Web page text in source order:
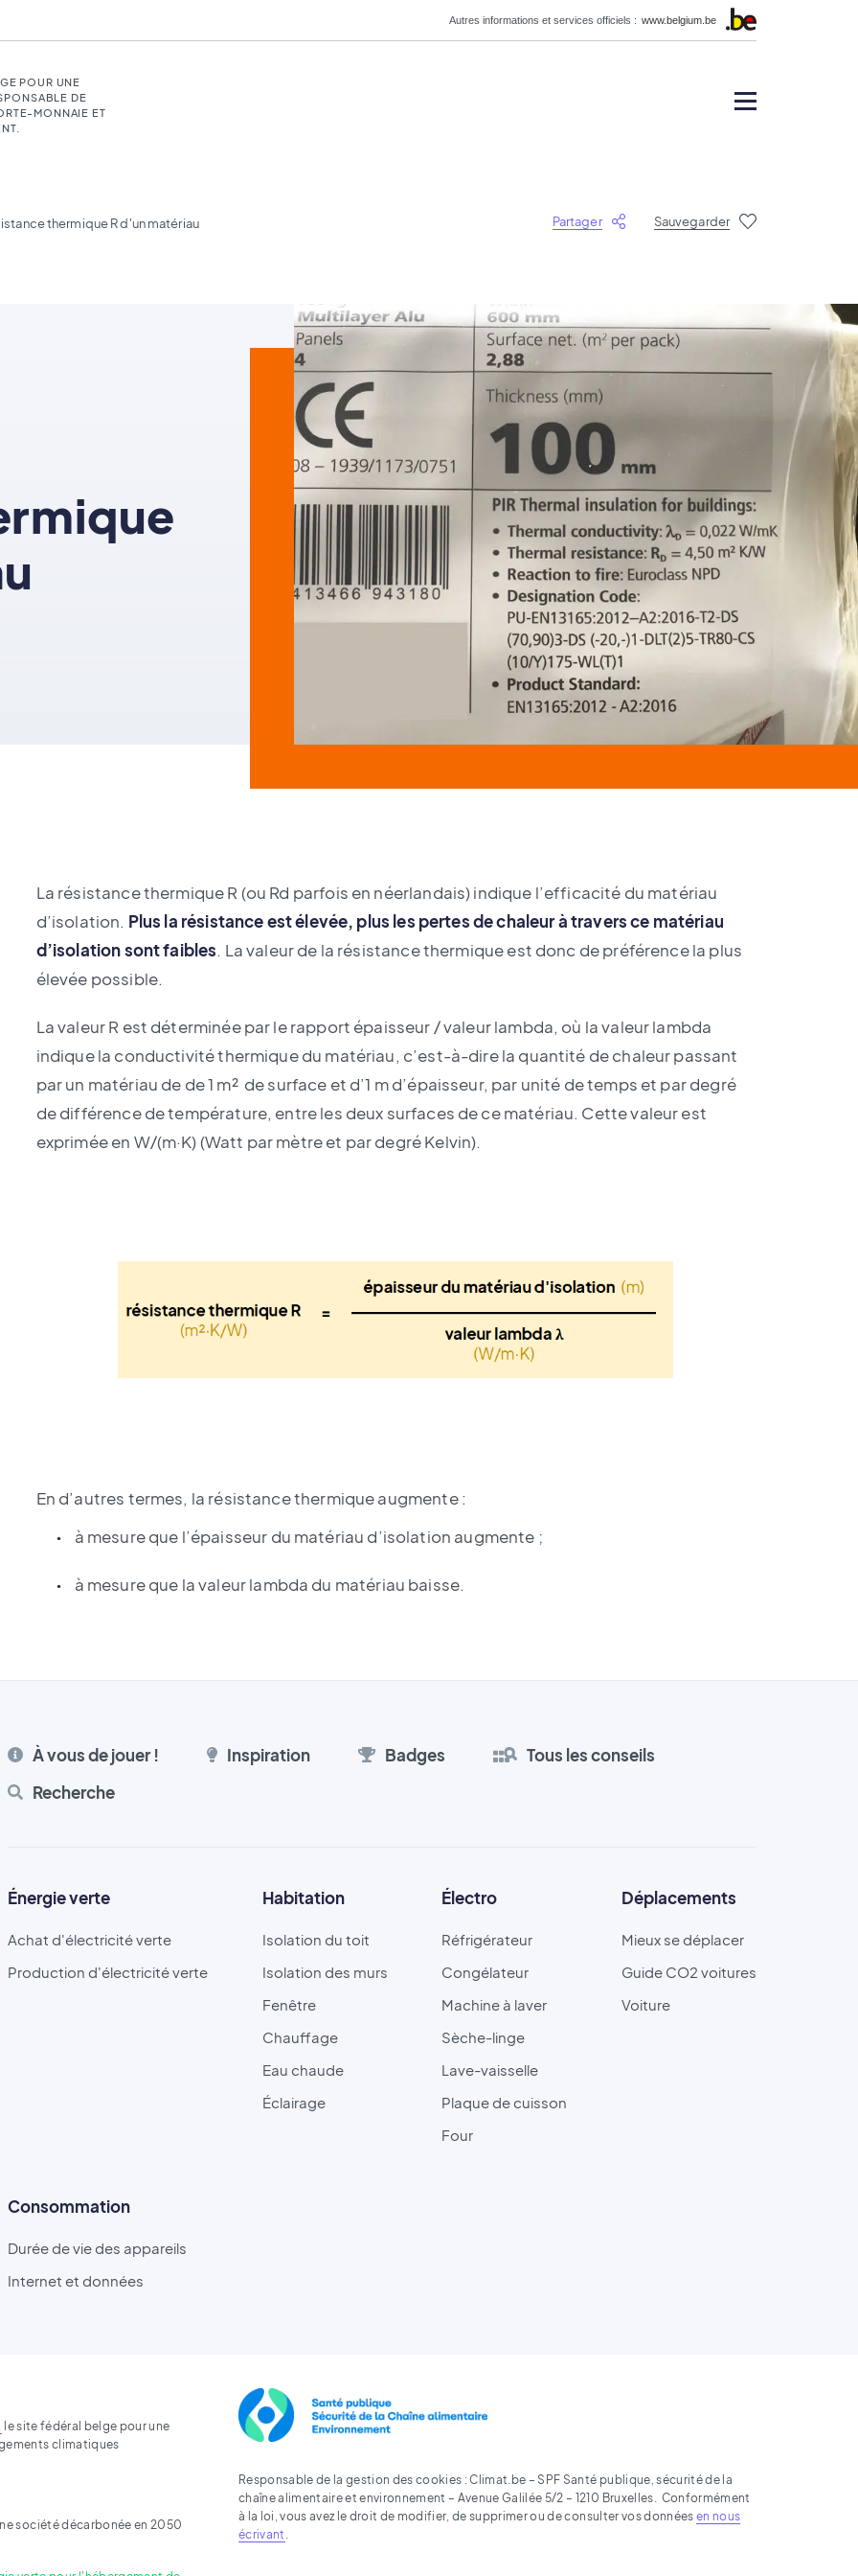
Autres informations et services officiels : www.belgium.be
POUR UNE
DE
MONNAIE ET
thermique R d'un matériau Partager Sauvegarder
La résistance thermique R (ou Rd parfois en néerlandais) indique l’efficacité du matériau
d’isolation. Plus la résistance est élevée, plus les pertes de chaleur à travers ce matériau
d’isolation sont faibles. La valeur de la résistance thermique est donc de préférence la plus
élevée possible.
La valeur R est déterminée par le rapport épaisseur / valeur lambda, où la valeur lambda
indique la conductivité thermique du matériau, c’est-à-dire la quantité de chaleur passant
par un matériau de de 1 m² de surface et d’1 m d’épaisseur, par unité de temps et par degré
de différence de température, entre les deux surfaces de ce matériau. Cette valeur est
exprimée en W/(m·K) (Watt par mètre et par degré Kelvin).
En d’autres termes, la résistance thermique augmente :
à mesure que l’épaisseur du matériau d’isolation augmente ;
à mesure que la valeur lambda du matériau baisse.
À vous de jouer ! Inspiration Badges
Tous les conseils
Recherche
Énergie verte
Achat d'électricité verte
Production d'électricité verte
Habitation
Isolation du toit
Isolation des murs
Fenêtre
Chauffage
Eau chaude
Éclairage
Électro
Réfrigérateur
Congélateur
Machine à laver
Sèche-linge
Lave-vaisselle
Plaque de cuisson
Four
Déplacements
Mieux se déplacer
Guide CO2 voitures
Voiture
Consommation
Durée de vie des appareils
Internet et données
le site fédéral belge pour une
climatiques
société décarbonée en 2050
Responsable de la gestion des cookies : Climat.be – SPF Santé publique, sécurité de la
chaîne alimentaire et environnement – Avenue Galilée 5/2 – 1210 Bruxelles. Conformément
à la loi, vous avez le droit de modifier, de supprimer ou de consulter vos données en nous
écrivant .